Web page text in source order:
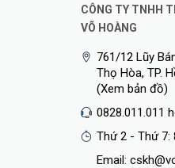
CÔNG TY TNHH
VÕ HOÀNG
761/12 Lũy
Thọ Hòa, TP.
(Xem bản đồ)
0828.011.011
Thứ 2 - Thứ 7:
Email: